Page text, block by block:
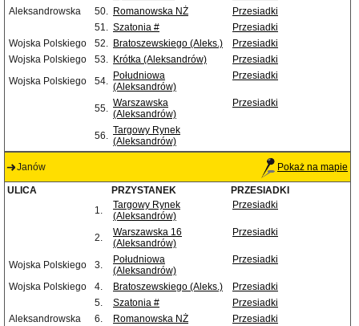
Aleksandrowska
50. Romanowska NŻ
Przesiadki
51. Szatonia #
Przesiadki
Wojska Polskiego
52. Bratoszewskiego (Aleks.)
Przesiadki
Wojska Polskiego
53. Krótka (Aleksandrów)
Przesiadki
Wojska Polskiego
54. Południowa
(Aleksandrów)
Przesiadki
55. Warszawska
(Aleksandrów)
Przesiadki
56. Targowy Rynek
(Aleksandrów)
Janów Pokaż na mapie
ULICA PRZYSTANEK
PRZESIADKI
1.
Targowy Rynek
(Aleksandrów)
Przesiadki
2.
Warszawska 16
(Aleksandrów)
Przesiadki
Wojska Polskiego 3.
Południowa
(Aleksandrów)
Przesiadki
Wojska Polskiego 4. Bratoszewskiego (Aleks.)
Przesiadki
5.
Szatonia #
Przesiadki
Aleksandrowska
6. Romanowska NŻ
Przesiadki